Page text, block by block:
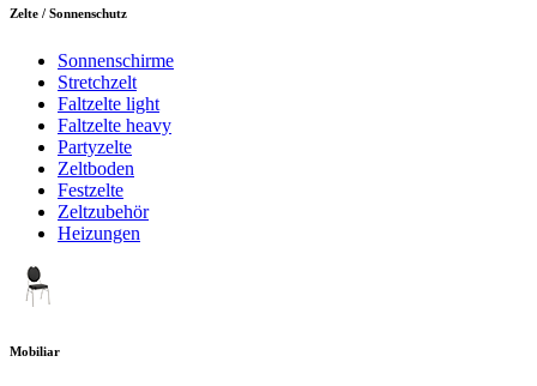
Zelte / Sonnenschutz
Sonnenschirme
Stretchzelt
Faltzelte light
Faltzelte heavy
Partyzelte
Zeltboden
Festzelte
Zeltzubehör
Heizungen
Mobiliar